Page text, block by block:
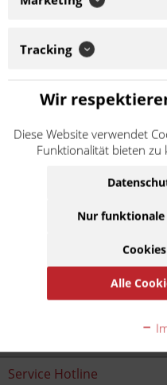
Drehzahlbegrenzer
Drehzahlbegrenzer
Drehzahlbegrenzer zum
finden Sie in der
Service Hotline
Tracking
Wir
Diese Website verwendet
Funktionalität bieten zu
Nur funktionale
Alle